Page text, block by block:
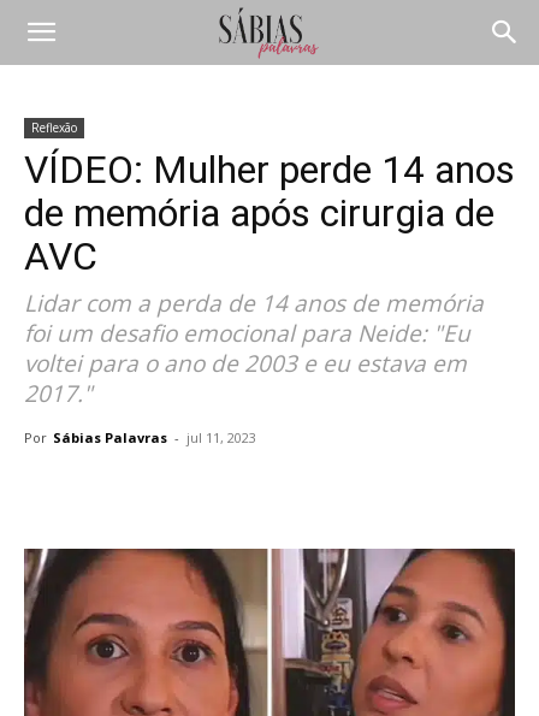
Reflexão
VÍDEO: Mulher perde 14 anos
de memória após cirurgia de
AVC
Lidar com a perda de 14 anos de memória
foi um desafio emocional para Neide: "Eu
voltei para o ano de 2003 e eu estava em
2017."
Por Sábias Palavras - jul 11, 2023